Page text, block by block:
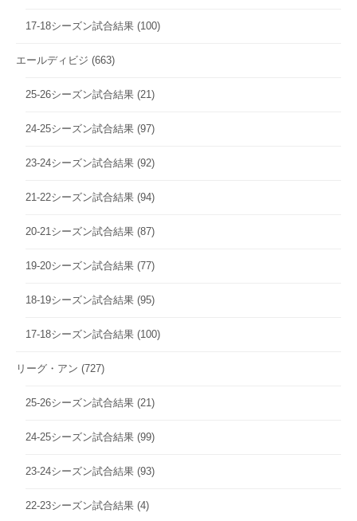
17-18シーズン試合結果 (100)
エールディビジ (663)
25-26シーズン試合結果 (21)
24-25シーズン試合結果 (97)
23-24シーズン試合結果 (92)
21-22シーズン試合結果 (94)
20-21シーズン試合結果 (87)
19-20シーズン試合結果 (77)
18-19シーズン試合結果 (95)
17-18シーズン試合結果 (100)
リーグ・アン (727)
25-26シーズン試合結果 (21)
24-25シーズン試合結果 (99)
23-24シーズン試合結果 (93)
22-23シーズン試合結果 (4)